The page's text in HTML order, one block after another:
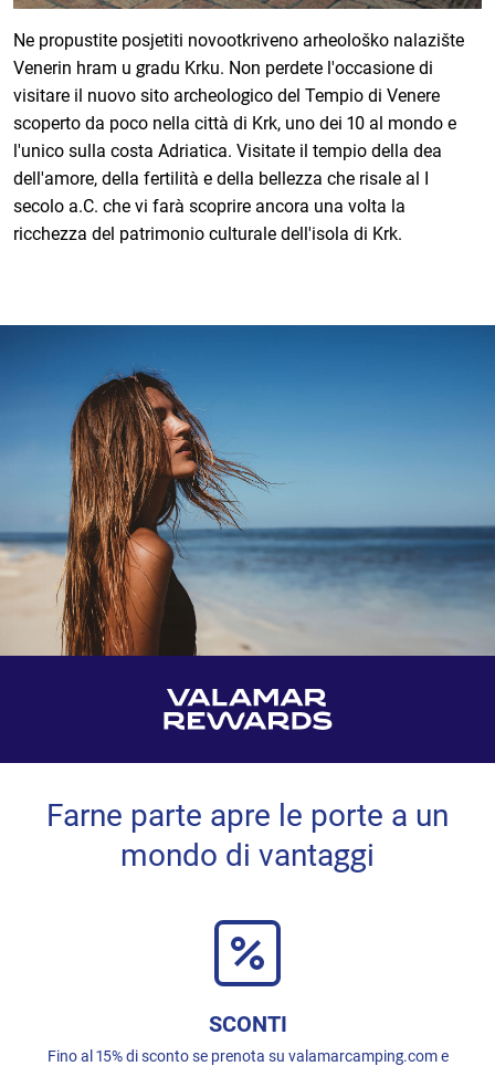
Ne propustite posjetiti novootkriveno arheološko nalazište
Venerin hram u gradu Krku. Non perdete l'occasione di
visitare il nuovo sito archeologico del Tempio di Venere
scoperto da poco nella città di Krk, uno dei 10 al mondo e
l'unico sulla costa Adriatica. Visitate il tempio della dea
dell'amore, della fertilità e della bellezza che risale al I
secolo a.C. che vi farà scoprire ancora una volta la
ricchezza del patrimonio culturale dell'isola di Krk.
Farne parte apre le porte a un
mondo di vantaggi
SCONTI
Fino al 15% di sconto se prenota su valamarcamping.com e